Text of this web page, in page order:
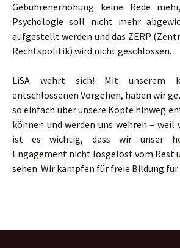
Gebührenerhöhung keine Rede
Psychologie soll nicht mehr
aufgestellt werden und das ZERP
Rechtspolitik) wird nicht geschlossen.
LiSA wehrt sich! Mit unserem
entschlossenen Vorgehen, haben wir
so einfach über unsere Köpfe hinweg
können und werden uns wehren – weil
ist es wichtig, dass wir unser
Engagement nicht losgelöst vom Rest
sehen. Wir kämpfen für freie Bildung für